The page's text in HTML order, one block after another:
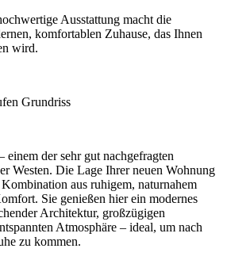
Ausstattung macht die
komfortablen Zuhause, das Ihnen
wird.
der sehr gut nachgefragten
Westen. Die Lage Ihrer neuen Wohnung
aus ruhigem, naturnahem
Sie genießen hier ein modernes
Architektur, großzügigen
Atmosphäre – ideal, um nach
zu kommen.